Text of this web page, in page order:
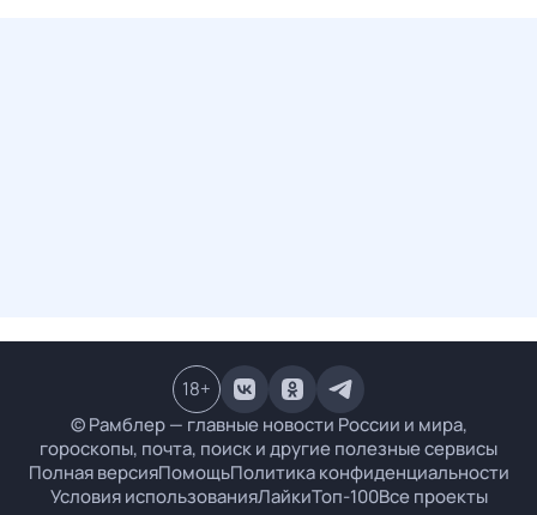
© Рамблер — главные новости России и мира,
гороскопы, почта, поиск и другие полезные сервисы
Полная версияПомощьПолитика конфиденциальности
Условия использованияЛайкиТоп-100Все проекты
18+